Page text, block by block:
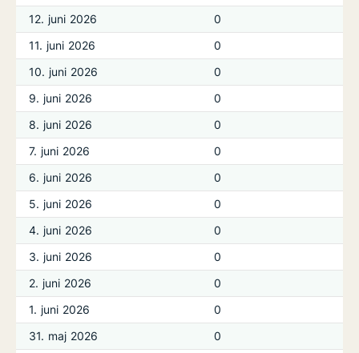
12. juni 2026
0
11. juni 2026
0
10. juni 2026
0
9. juni 2026
0
8. juni 2026
0
7. juni 2026
0
6. juni 2026
0
5. juni 2026
0
4. juni 2026
0
3. juni 2026
0
2. juni 2026
0
1. juni 2026
0
31. maj 2026
0